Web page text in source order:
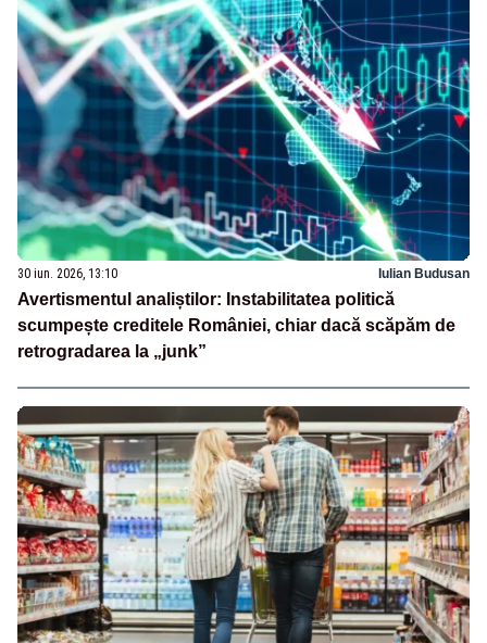
30 iun. 2026, 13:10 Iulian Budusan
Avertismentul analiștilor: Instabilitatea politică
scumpește creditele României, chiar dacă scăpăm de
retrogradarea la „junk”